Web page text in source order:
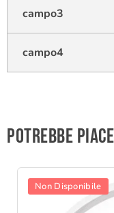
campo3
campo4
Potrebbe
Non Disponibile